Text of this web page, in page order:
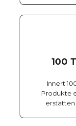
100
Innert
Produkte
erstatten